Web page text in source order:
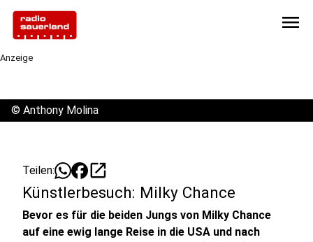
menu
Anzeige
© Anthony Molina
Teilen: open_in_new
Künstlerbesuch: Milky Chance
Bevor es für die beiden Jungs von Milky Chance
auf eine ewig lange Reise in die USA und nach